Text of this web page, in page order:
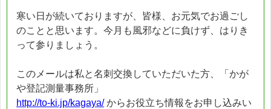
寒い日が続いておりますが、皆様、お元気でお過ごし
のことと思います。今月も風邪などに負けず、はりき
って参りましょう。
このメールは私と名刺交換していただいた方、「かが
や登記測量事務所」
http://to-ki.jp/kagaya/からお役立ち情報をお申し込みい